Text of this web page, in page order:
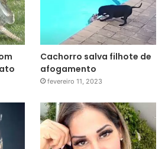
Cachorro salva filhote de
afogamento
fevereiro 11, 2023